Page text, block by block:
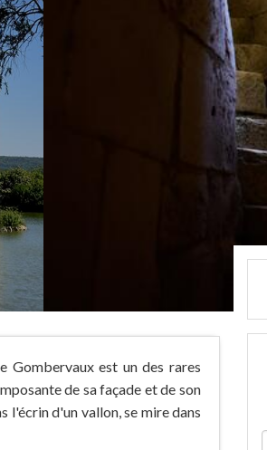
Gombervaux est un des rares
de sa façade et de son
l'écrin d'un vallon, se mire dans